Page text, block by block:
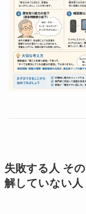
失敗する人 そ
解していない人